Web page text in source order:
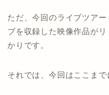
ただ、今回のライブツア
ブを収録した映像作品が
かりです。
それでは、今回はここまで